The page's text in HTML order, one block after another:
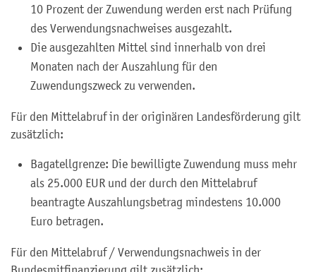
10 Prozent der Zuwendung werden erst nach Prüfung
des Verwendungsnachweises ausgezahlt.
Die ausgezahlten Mittel sind innerhalb von drei
Monaten nach der Auszahlung für den
Zuwendungszweck zu verwenden.
Für den Mittelabruf in der originären Landesförderung gilt
zusätzlich:
Bagatellgrenze: Die bewilligte Zuwendung muss mehr
als 25.000 EUR und der durch den Mittelabruf
beantragte Auszahlungsbetrag mindestens 10.000
Euro betragen.
Für den Mittelabruf / Verwendungsnachweis in der